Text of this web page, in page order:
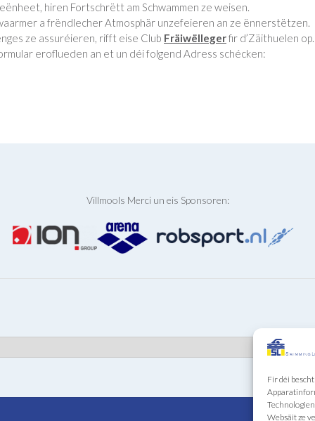
Fir déi
Websäit ze
hiren Fortschrëtt am Schwammen ze weisen.
a frëndlecher Atmosphär unzefeieren an ze ënnerstëtzen.
ze assuréieren, rifft eise Club Fräiwëllegerfir d’Zäithuelen op.
eroflueden an et un déi folgend Adress schécken:
Villmools Merci un eis Sponsoren: